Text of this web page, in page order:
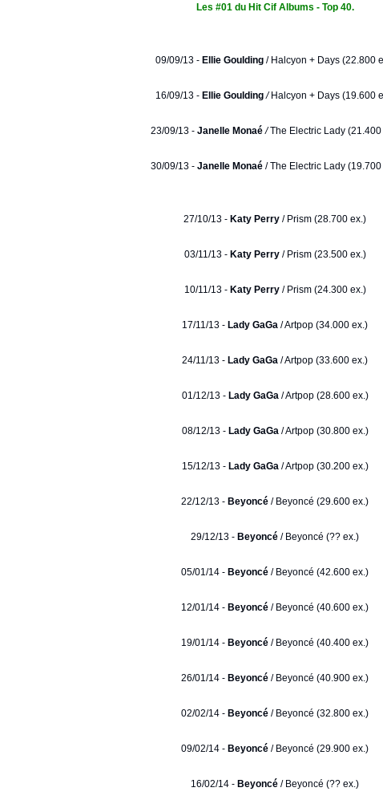
Les #01 du Hit Cif Albums - Top 40.
09/09/13 - Ellie Goulding / Halcyon + Days (22.800
16/09/13 - Ellie Goulding /Halcyon + Days (19.600
23/09/13 - Janelle Monaé /The Electric Lady (21.400
30/09/13 - Janelle Monaé/ The Electric Lady (19.700
27/10/13 - Katy Perry / Prism (28.700 ex.)
03/11/13 - Katy Perry/ Prism (23.500 ex.)
10/11/13 - Katy Perry/ Prism (24.300 ex.)
17/11/13 - Lady GaGa / Artpop (34.000 ex.)
24/11/13 - Lady GaGa / Artpop (33.600 ex.)
01/12/13 - Lady GaGa / Artpop (28.600 ex.)
08/12/13 - Lady GaGa / Artpop (30.800 ex.)
15/12/13 - Lady GaGa / Artpop (30.200 ex.)
22/12/13 - Beyoncé / Beyoncé (29.600 ex.)
29/12/13 - Beyoncé / Beyoncé (?? ex.)
05/01/14 - Beyoncé / Beyoncé (42.600 ex.)
12/01/14 - Beyoncé / Beyoncé (40.600 ex.)
19/01/14 - Beyoncé / Beyoncé (40.400 ex.)
26/01/14 - Beyoncé / Beyoncé (40.900 ex.)
02/02/14 - Beyoncé / Beyoncé (32.800 ex.)
09/02/14 - Beyoncé / Beyoncé (29.900 ex.)
16/02/14 - Beyoncé / Beyoncé (?? ex.)